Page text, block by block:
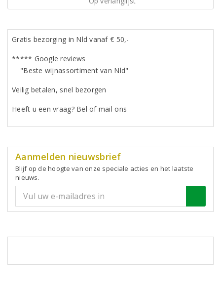
Gratis bezorging in Nld vanaf € 50,-
***** Google reviews
"Beste wijnassortiment van Nld"
Veilig betalen, snel bezorgen
Heeft u een vraag? Bel of mail ons
Aanmelden nieuwsbrief
Blijf op de hoogte van onze speciale acties en het laatste
nieuws.